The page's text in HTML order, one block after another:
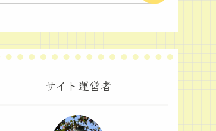
サイト運営者